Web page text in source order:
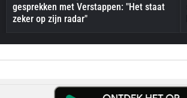
gesprekken met Verstappen: "Het staat
zeker op zijn radar"